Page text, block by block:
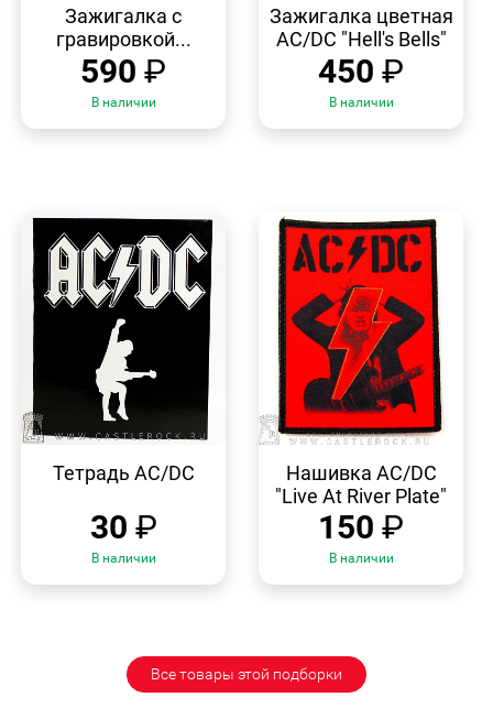
ПРОСМОТР
Зажигалка с
гравировкой...
590 ₽
В наличии
ПРОСМОТР
Зажигалка цветная
AC/DC "Hell's Bells"
450 ₽
В наличии
ПРОСМОТР
Тетрадь AC/DC
30 ₽
В наличии
ПРОСМОТР
Нашивка AC/DC
"Live At River Plate"
150 ₽
В наличии
Все товары этой подборки